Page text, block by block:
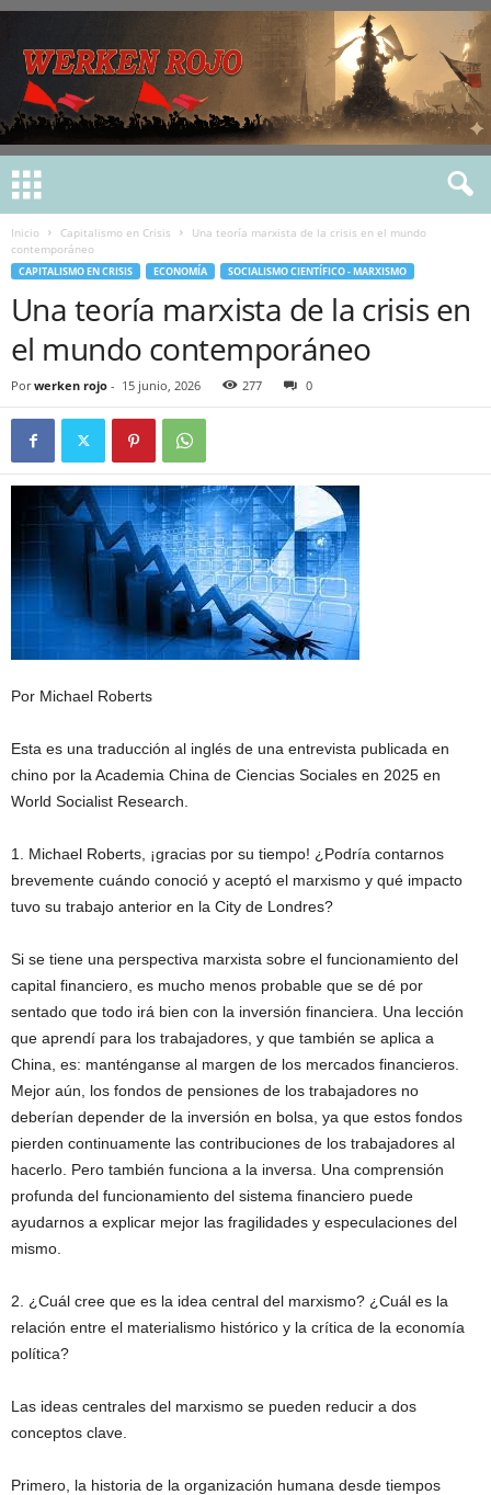
Inicio Capitalismo en Crisis
Una teoría marxista de la crisis en el mundo
contemporáneo
CAPITALISMO EN CRISIS ECONOMÍA SOCIALISMO CIENTÍFICO - MARXISMO
Una teoría marxista de la crisis en
el mundo contemporáneo
Por werken rojo - 15 junio, 2026 277 0
Por Michael Roberts
Esta es una traducción al inglés de una entrevista publicada en
chino por la Academia China de Ciencias Sociales en 2025 en
World Socialist Research.
1. Michael Roberts, ¡gracias por su tiempo! ¿Podría contarnos
brevemente cuándo conoció y aceptó el marxismo y qué impacto
tuvo su trabajo anterior en la City de Londres?
Si se tiene una perspectiva marxista sobre el funcionamiento del
capital financiero, es mucho menos probable que se dé por
sentado que todo irá bien con la inversión financiera. Una lección
que aprendí para los trabajadores, y que también se aplica a
China, es: manténganse al margen de los mercados financieros.
Mejor aún, los fondos de pensiones de los trabajadores no
deberían depender de la inversión en bolsa, ya que estos fondos
pierden continuamente las contribuciones de los trabajadores al
hacerlo. Pero también funciona a la inversa. Una comprensión
profunda del funcionamiento del sistema financiero puede
ayudarnos a explicar mejor las fragilidades y especulaciones del
mismo.
2. ¿Cuál cree que es la idea central del marxismo? ¿Cuál es la
relación entre el materialismo histórico y la crítica de la economía
política?
Las ideas centrales del marxismo se pueden reducir a dos
conceptos clave.
Primero, la historia de la organización humana desde tiempos